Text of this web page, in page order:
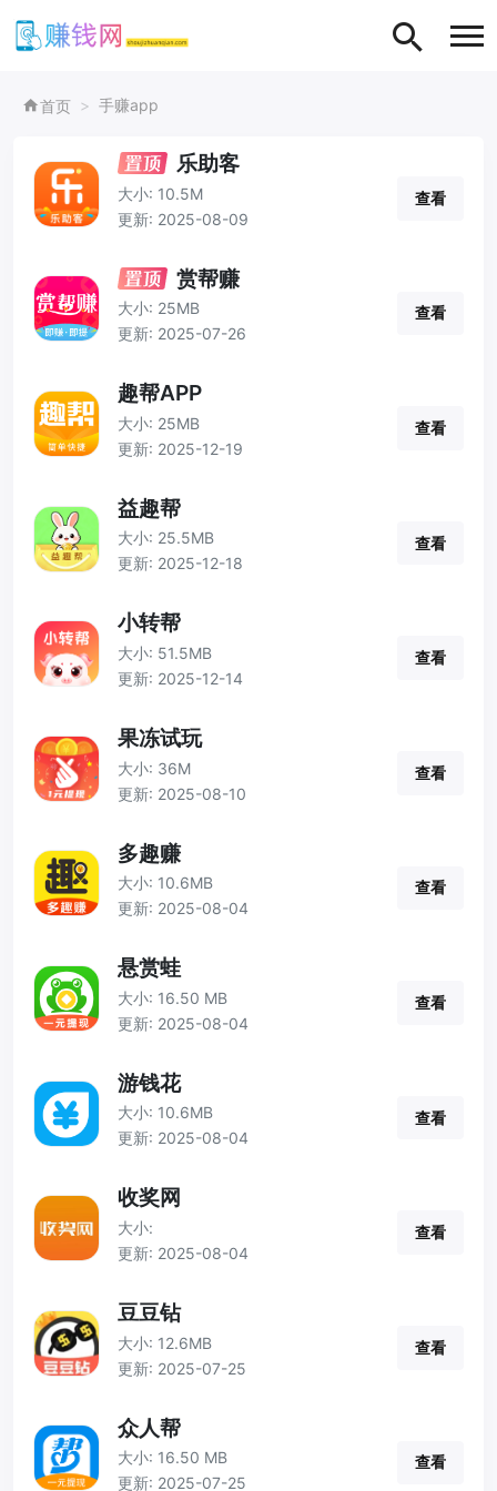
首页 手赚app
乐助客
大小: 10.5M
更新: 2025-08-09
查看
赏帮赚
大小: 25MB
更新: 2025-07-26
查看
趣帮APP
大小: 25MB
更新: 2025-12-19
查看
益趣帮
大小: 25.5MB
更新: 2025-12-18
查看
小转帮
大小: 51.5MB
更新: 2025-12-14
查看
果冻试玩
大小: 36M
更新: 2025-08-10
查看
多趣赚
大小: 10.6MB
更新: 2025-08-04
查看
悬赏蛙
大小: 16.50 MB
更新: 2025-08-04
查看
游钱花
大小: 10.6MB
更新: 2025-08-04
查看
收奖网
大小:
更新: 2025-08-04
查看
豆豆钻
大小: 12.6MB
更新: 2025-07-25
查看
众人帮
大小: 16.50 MB
更新: 2025-07-25
查看